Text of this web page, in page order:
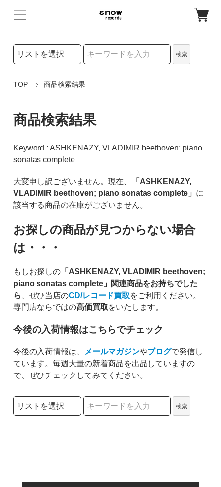
検索リストの選択
検索
TOP 商品検索結果
商品検索結果
Keyword : ASHKENAZY, VLADIMIR beethoven; piano
sonatas complete
大変申し訳ございません。現在、
「ASHKENAZY,
VLADIMIR beethoven; piano sonatas complete」 に
該当する商品の在庫がございません。
お探しの商品が見つからない場合
は・・・
もしお探しの「ASHKENAZY, VLADIMIR beethoven;
piano sonatas complete」関連商品をお持ちでした
ら 、ぜひ当店のCD/レコード買取をご利用ください。
専門店ならではの高価買取をいたします。
今後の入荷情報はこちらでチェック
今後の入荷情報は、 メールマガジンやブログで発信し
ています。毎週大量の新着商品を出品していますの
で、ぜひチェックしてみてください。
検索リストの選択
検索